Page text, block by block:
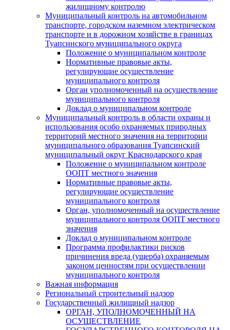
жилищному контролю
Муниципальный контроль на автомобильном
транспорте, городском наземном электрическом
транспорте и в дорожном хозяйстве в границах
Туапсинского муниципального округа
Положение о муниципальном контроле
Нормативные правовые акты,
регулирующие осуществление
муниципального контроля
Орган уполномоченный на осуществление
муниципального контроля
Доклад о муниципальном контроле
Муниципальный контроль в области охраны и
использования особо охраняемых природных
территорий местного значения на территории
муниципального образования Туапсинский
муниципальный округ Краснодарского края
Положение о муниципальном контроле
ООПТ местного значения
Нормативные правовые акты,
регулирующие осуществление
муниципального контроля
Орган, уполномоченный на осуществление
муниципального контроля ООПТ местного
значения
Доклад о муниципальном контроле
Программа профилактики рисков
причинения вреда (ущерба) охраняемым
законом ценностям при осуществлении
муниципального контроля
Важная информация
Региональный строительный надзор
Государственный жилищный надзор
ОРГАН, УПОЛНОМОЧЕННЫЙ НА
ОСУЩЕСТВЛЕНИЕ